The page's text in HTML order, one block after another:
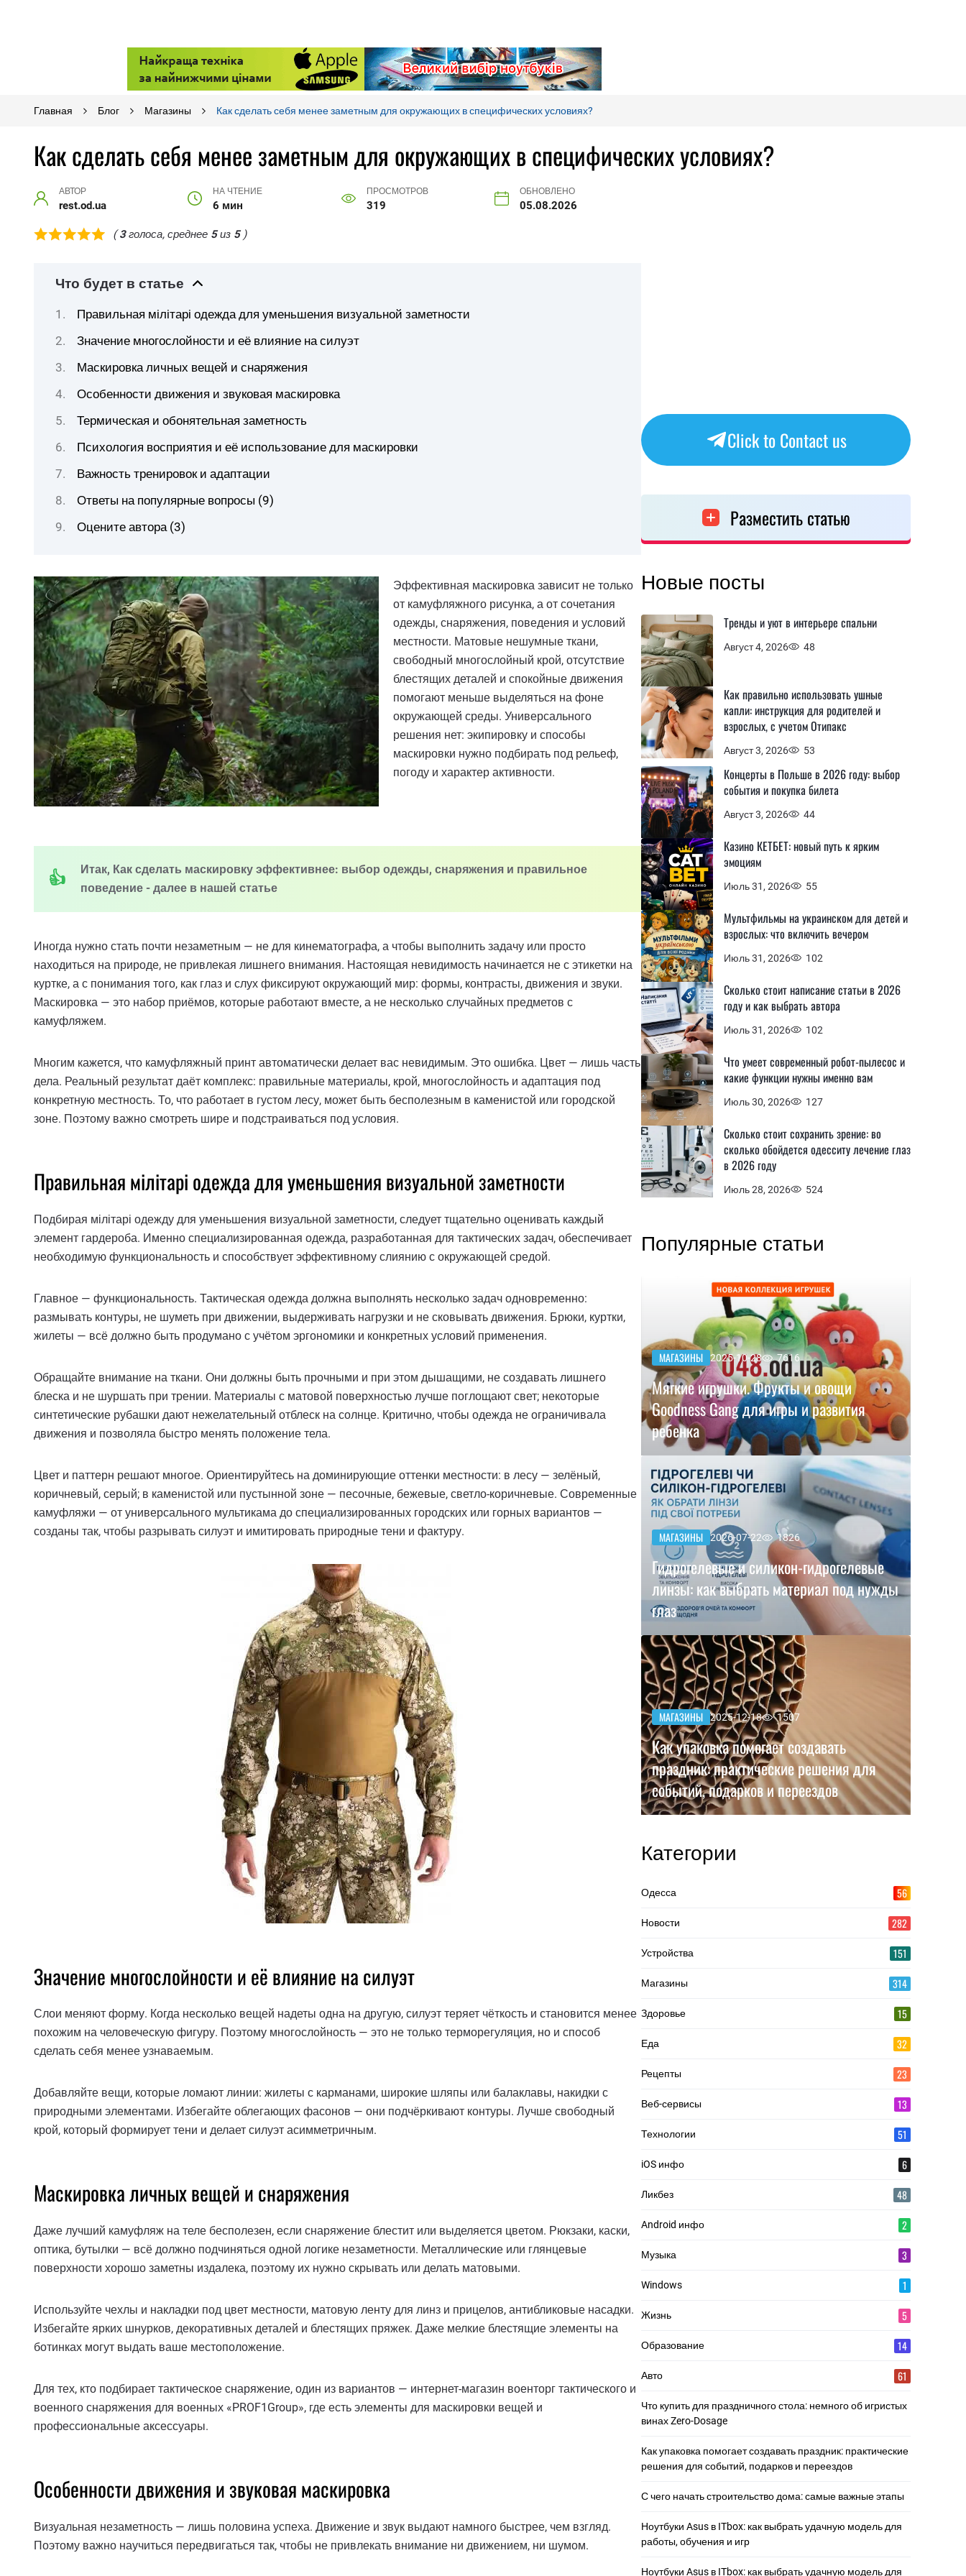
Главная Блог Магазины Как сделать себя менее заметным для окружающих в специфических условиях?
Как сделать себя менее заметным для окружающих в специфических условиях?
АВТОР
rest.od.ua
НА ЧТЕНИЕ
6 мин
ПРОСМОТРОВ
319
ОБНОВЛЕНО
05.08.2026
(3голоса, среднее 5из 5)
Что будет в статье
Правильная мілітарі одежда для уменьшения визуальной заметности
Значение многослойности и её влияние на силуэт
Маскировка личных вещей и снаряжения
Особенности движения и звуковая маскировка
Термическая и обонятельная заметность
Психология восприятия и её использование для маскировки
Важность тренировок и адаптации
Ответы на популярные вопросы (9)
Оцените автора (3)
Эффективная маскировка зависит не только
от камуфляжного рисунка, а от сочетания
одежды, снаряжения, поведения и условий
местности. Матовые нешумные ткани,
свободный многослойный крой, отсутствие
блестящих деталей и спокойные движения
помогают меньше выделяться на фоне
окружающей среды. Универсального
решения нет: экипировку и способы
маскировки нужно подбирать под рельеф,
погоду и характер активности.
Итак, Как сделать маскировку эффективнее: выбор одежды, снаряжения и правильное
поведение - далее в нашей статье
Иногда нужно стать почти незаметным — не для кинематографа, а чтобы выполнить задачу или просто
находиться на природе, не привлекая лишнего внимания. Настоящая невидимость начинается не с этикетки на
куртке, а с понимания того, как глаз и слух фиксируют окружающий мир: формы, контрасты, движения и звуки.
Маскировка — это набор приёмов, которые работают вместе, а не несколько случайных предметов с
камуфляжем.
Многим кажется, что камуфляжный принт автоматически делает вас невидимым. Это ошибка. Цвет — лишь часть
дела. Реальный результат даёт комплекс: правильные материалы, крой, многослойность и адаптация под
конкретную местность. То, что работает в густом лесу, может быть бесполезным в каменистой или городской
зоне. Поэтому важно смотреть шире и подстраиваться под условия.
Правильная мілітарі одежда для уменьшения визуальной заметности
Подбирая мілітарі одежду для уменьшения визуальной заметности, следует тщательно оценивать каждый
элемент гардероба. Именно специализированная одежда, разработанная для тактических задач, обеспечивает
необходимую функциональность и способствует эффективному слиянию с окружающей средой.
Главное — функциональность. Тактическая одежда должна выполнять несколько задач одновременно:
размывать контуры, не шуметь при движении, выдерживать нагрузки и не сковывать движения. Брюки, куртки,
жилеты — всё должно быть продумано с учётом эргономики и конкретных условий применения.
Обращайте внимание на ткани. Они должны быть прочными и при этом дышащими, не создавать лишнего
блеска и не шуршать при трении. Материалы с матовой поверхностью лучше поглощают свет; некоторые
синтетические рубашки дают нежелательный отблеск на солнце. Критично, чтобы одежда не ограничивала
движения и позволяла быстро менять положение тела.
Цвет и паттерн решают многое. Ориентируйтесь на доминирующие оттенки местности: в лесу — зелёный,
коричневый, серый; в каменистой или пустынной зоне — песочные, бежевые, светло-коричневые. Современные
камуфляжи — от универсального мультикама до специализированных городских или горных вариантов —
созданы так, чтобы разрывать силуэт и имитировать природные тени и фактуру.
Значение многослойности и её влияние на силуэт
Слои меняют форму. Когда несколько вещей надеты одна на другую, силуэт теряет чёткость и становится менее
похожим на человеческую фигуру. Поэтому многослойность — это не только терморегуляция, но и способ
сделать себя менее узнаваемым.
Добавляйте вещи, которые ломают линии: жилеты с карманами, широкие шляпы или балаклавы, накидки с
природными элементами. Избегайте облегающих фасонов — они подчёркивают контуры. Лучше свободный
крой, который формирует тени и делает силуэт асимметричным.
Маскировка личных вещей и снаряжения
Даже лучший камуфляж на теле бесполезен, если снаряжение блестит или выделяется цветом. Рюкзаки, каски,
оптика, бутылки — всё должно подчиняться одной логике незаметности. Металлические или глянцевые
поверхности хорошо заметны издалека, поэтому их нужно скрывать или делать матовыми.
Используйте чехлы и накладки под цвет местности, матовую ленту для линз и прицелов, антибликовые насадки.
Избегайте ярких шнурков, декоративных деталей и блестящих пряжек. Даже мелкие блестящие элементы на
ботинках могут выдать ваше местоположение.
Для тех, кто подбирает тактическое снаряжение, один из вариантов — интернет-магазин военторг тактического и
военного снаряжения для военных «PROF1Group», где есть элементы для маскировки вещей и
профессиональные аксессуары.
Особенности движения и звуковая маскировка
Визуальная незаметность — лишь половина успеха. Движение и звук выдают намного быстрее, чем взгляд.
Поэтому важно научиться передвигаться так, чтобы не привлекать внимание ни движением, ни шумом.
Click to Contact us
Разместить статью
Новые посты
Август 4, 2026 48
Тренды и уют в интерьере спальни
Август 3, 2026 53
Как правильно использовать ушные
капли: инструкция для родителей и
взрослых, с учетом Отипакс
Август 3, 2026 44
Концерты в Польше в 2026 году: выбор
события и покупка билета
Июль 31, 2026 55
Казино КЕТБЕТ: новый путь к ярким
эмоциям
Июль 31, 2026 102
Мультфильмы на украинском для детей и
взрослых: что включить вечером
Июль 31, 2026 102
Сколько стоит написание статьи в 2026
году и как выбрать автора
Июль 30, 2026 127
Что умеет современный робот-пылесос и
какие функции нужны именно вам
Июль 28, 2026 524
Сколько стоит сохранить зрение: во
сколько обойдется одесситу лечение глаз
в 2026 году
Популярные статьи
МАГАЗИНЫ 2025-10-28 7616
Мягкие игрушки. Фрукты и овощи
Goodness Gang для игры и развития
ребенка
МАГАЗИНЫ 2026-07-22 1826
Гидрогелевые и силикон-гидрогелевые
линзы: как выбрать материал под нужды
глаз
МАГАЗИНЫ 2025-12-18 1507
Как упаковка помогает создавать
праздник: практические решения для
событий, подарков и переездов
Категории
Одесса 56
Новости 282
Устройства 151
Магазины 314
Здоровье 15
Еда 32
Рецепты 23
Веб-сервисы 13
Технологии 51
iOS инфо 6
Ликбез 48
Android инфо 2
Музыка 3
Windows 1
Жизнь 5
Образование 14
Авто 61
Что купить для праздничного стола: немного об игристых
винах Zero-Dosage
Как упаковка помогает создавать праздник: практические
решения для событий, подарков и переездов
С чего начать строительство дома: самые важные этапы
Ноутбуки Asus в ITbox: как выбрать удачную модель для
работы, обучения и игр
Ноутбуки Asus в ITbox: как выбрать удачную модель для